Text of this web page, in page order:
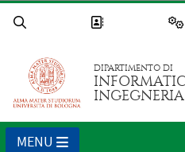
DIPARTIMENTO DI
INGEGNERIA
MENU